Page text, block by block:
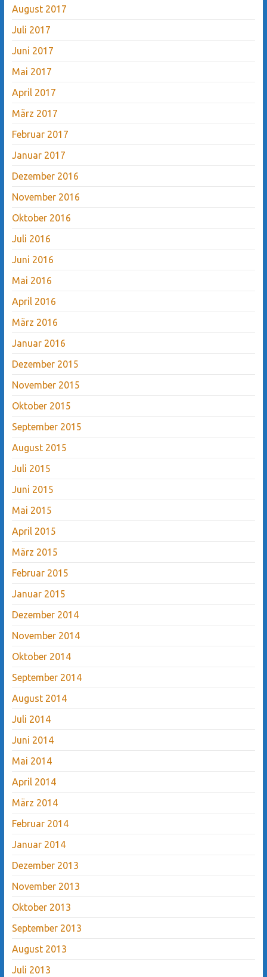
August 2017
Juli 2017
Juni 2017
Mai 2017
April 2017
März 2017
Februar 2017
Januar 2017
Dezember 2016
November 2016
Oktober 2016
Juli 2016
Juni 2016
Mai 2016
April 2016
März 2016
Januar 2016
Dezember 2015
November 2015
Oktober 2015
September 2015
August 2015
Juli 2015
Juni 2015
Mai 2015
April 2015
März 2015
Februar 2015
Januar 2015
Dezember 2014
November 2014
Oktober 2014
September 2014
August 2014
Juli 2014
Juni 2014
Mai 2014
April 2014
März 2014
Februar 2014
Januar 2014
Dezember 2013
November 2013
Oktober 2013
September 2013
August 2013
Juli 2013